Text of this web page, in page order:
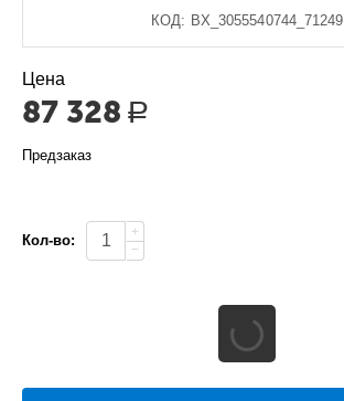
КОД: BX_3055540744_71249
Цена
87 328 Р
Предзаказ
Кол-во:
+
−